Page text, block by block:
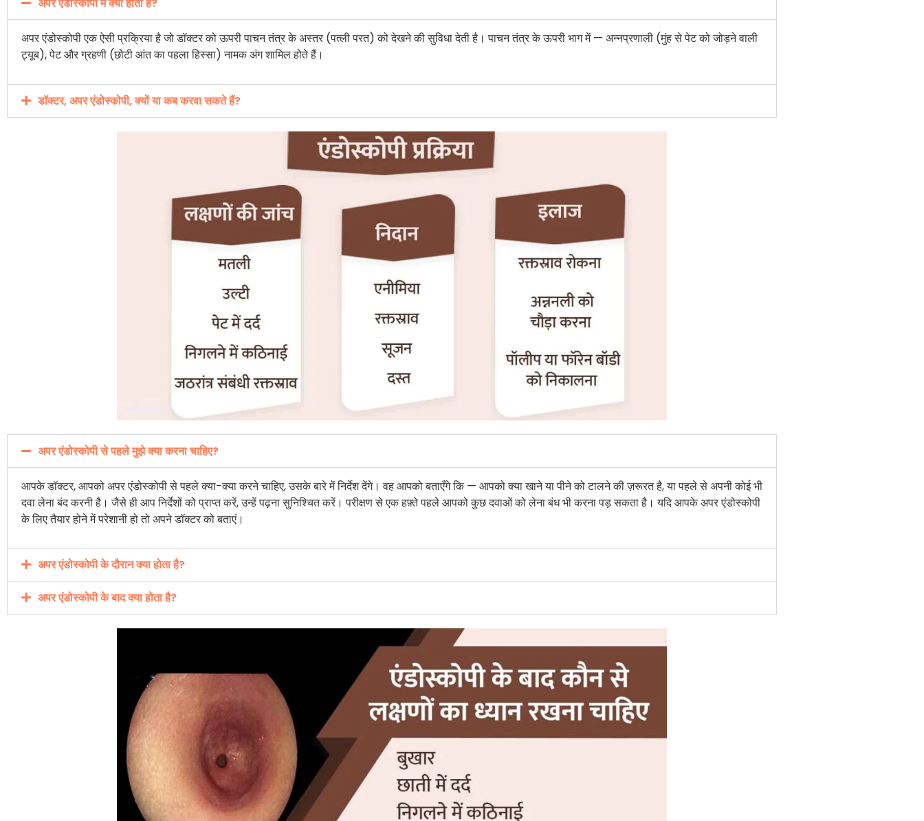
अपर एंडोस्कोपी में क्या होता है?
अपर एंडोस्कोपी एक ऐसी प्रक्रिया है जो डॉक्टर को ऊपरी पाचन तंत्र के अस्तर (पत्ली परत) को देखने की सुविधा देती है। पाचन तंत्र के ऊपरी भाग में — अन्नप्रणाली (मुंह से पेट को जोड़ने वाली
ट्यूब), पेट और ग्रहणी (छोटी आंत का पहला हिस्सा) नामक अंग शामिल होते हैं।
डॉक्टर, अपर एंडोस्कोपी, क्यों या कब करवा सकते हैं?
अपर एंडोस्कोपी से पहले मुझे क्या करना चाहिए?
आपके डॉक्टर, आपको अपर एंडोस्कोपी से पहले क्या-क्या करने चाहिए, उसके बारे में निर्देश देंगे। वह आपको बताएँगे कि — आपको क्या खाने या पीने को टालने की ज़रूरत है, या पहले से अपनी कोई भी
दवा लेना बंद करनी है। जैसे ही आप निर्देशों को प्राप्त करें, उन्हें पढ़ना सुनिश्चित करें। परीक्षण से एक हफ़्ते पहले आपको कुछ दवाओं को लेना बंध भी करना पड़ सकता है। यदि आपके अपर एंडोस्कोपी
के लिए तैयार होने में परेशानी हो तो अपने डॉक्टर को बताएं।
अपर एंडोस्कोपी के दौरान क्या होता है?
अपर एंडोस्कोपी के बाद क्या होता है?